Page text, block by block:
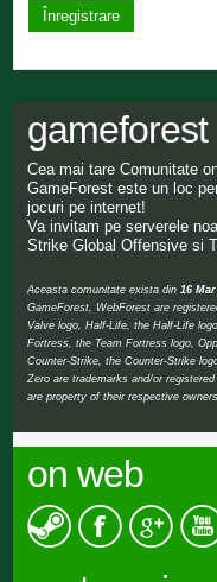
Înregistrare
gameforest
Cea mai tare Comunitate
GameForest este un loc
jocuri pe internet!
Va invitam pe serverele
Strike Global Offensive si
Aceasta comunitate exista din 16
GameForest, WebForest are
Valve logo, Half-Life, the Half-Life
Fortress, the Team Fortress logo,
Counter-Strike, the Counter-Strike
Zero are trademarks and/or
are property of their respective
on web